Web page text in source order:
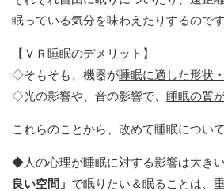
眠っている気分を味わえたりするのです
【ＶＲ睡眠のデメリット】
◇そもそも、機器が睡眠に適した形状
◇光の影響や、音の影響で、 睡眠の質
これらのことから、改めて睡眠につい
◆人の心理が睡眠に対する影響は大きい
良い空間」 で眠りたい＆眠ることは、